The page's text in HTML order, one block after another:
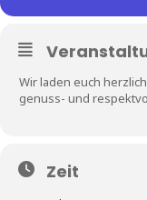
Wir laden euch
genuss- und
Zeit